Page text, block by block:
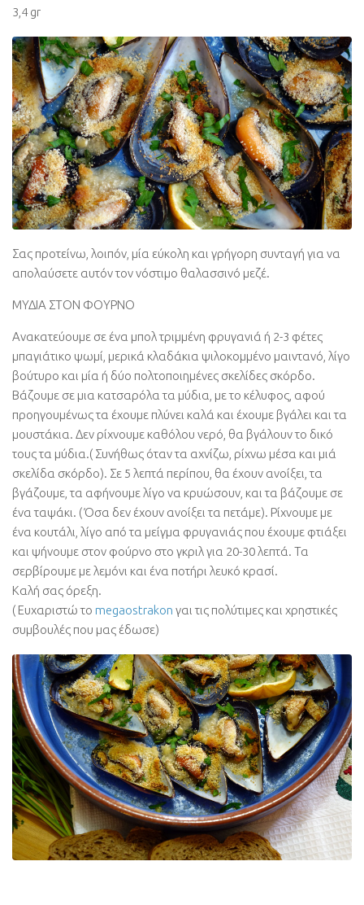
3,4 gr
Σας προτείνω, λοιπόν, μία εύκολη και γρήγορη συνταγή για να
απολαύσετε αυτόν τον νόστιμο θαλασσινό μεζέ.
ΜΥΔΙΑ ΣΤΟΝ ΦΟΥΡΝΟ
Ανακατεύουμε σε ένα μπολ τριμμένη φρυγανιά ή 2-3 φέτες
μπαγιάτικο ψωμί, μερικά κλαδάκια ψιλοκομμένο μαιντανό, λίγο
βούτυρο και μία ή δύο πολτοποιημένες σκελίδες σκόρδο.
Βάζουμε σε μια κατσαρόλα τα μύδια, με το κέλυφος, αφού
προηγουμένως τα έχουμε πλύνει καλά και έχουμε βγάλει και τα
μουστάκια. Δεν ρίχνουμε καθόλου νερό, θα βγάλουν το δικό
τους τα μύδια.( Συνήθως όταν τα αχνίζω, ρίχνω μέσα και μιά
σκελίδα σκόρδο). Σε 5 λεπτά περίπου, θα έχουν ανοίξει, τα
βγάζουμε, τα αφήνουμε λίγο να κρυώσουν, και τα βάζουμε σε
ένα ταψάκι. ( Όσα δεν έχουν ανοίξει τα πετάμε). Ρίχνουμε με
ένα κουτάλι, λίγο από τα μείγμα φρυγανιάς που έχουμε φτιάξει
και ψήνουμε στον φούρνο στο γκριλ για 20-30 λεπτά. Τα
σερβίρουμε με λεμόνι και ένα ποτήρι λευκό κρασί.
Καλή σας όρεξη.
( Ευχαριστώ το megaostrakon γαι τις πολύτιμες και χρηστικές
συμβουλές που μας έδωσε)